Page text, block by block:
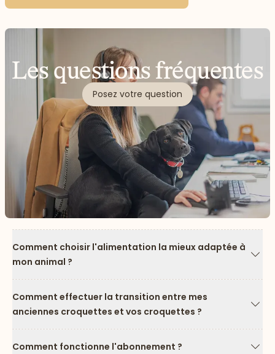
Les questions fréquentes
Posez votre question
Comment choisir l'alimentation la mieux adaptée à
mon animal ?
Comment effectuer la transition entre mes
anciennes croquettes et vos croquettes ?
Comment fonctionne l'abonnement ?